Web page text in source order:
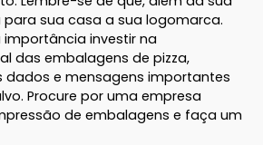
para sua casa a sua logomarca.
importância investir na
das embalagens de pizza,
e mensagens importantes
Procure por uma empresa
de embalagens e faça um